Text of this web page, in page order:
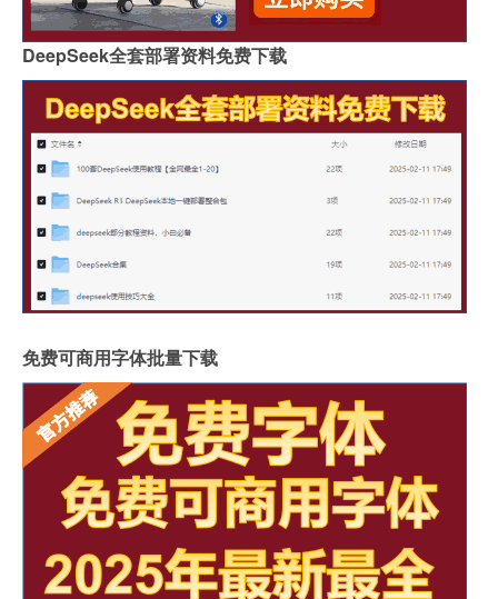
DeepSeek全套部署资料免费下载
免费可商用字体批量下载